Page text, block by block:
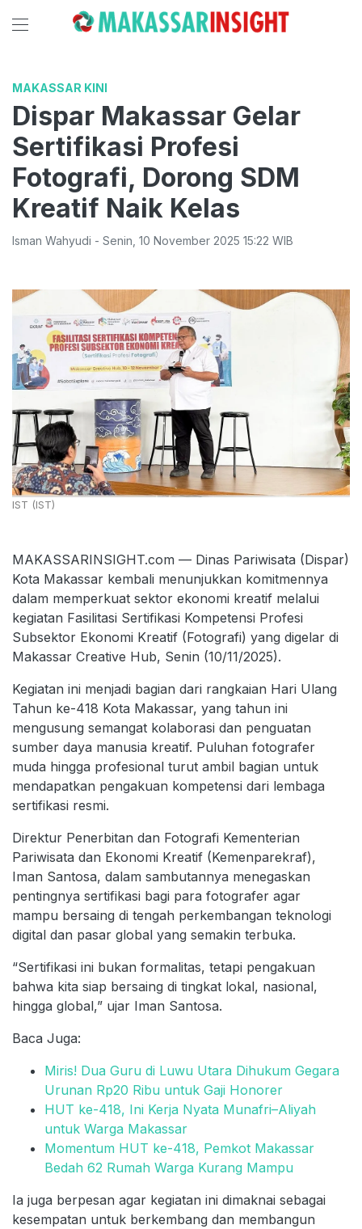
MAKASSAR KINI
Dispar Makassar Gelar
Sertifikasi Profesi
Fotografi, Dorong SDM
Kreatif Naik Kelas
Isman Wahyudi - Senin 10 November 2025 15:22 WIB
IST (IST)
MAKASSARINSIGHT.com — Dinas Pariwisata (Dispar)
Kota Makassar kembali menunjukkan komitmennya
dalam memperkuat sektor ekonomi kreatif melalui
kegiatan Fasilitasi Sertifikasi Kompetensi Profesi
Subsektor Ekonomi Kreatif (Fotografi) yang digelar di
Makassar Creative Hub, Senin (10/11/2025).
Kegiatan ini menjadi bagian dari rangkaian Hari Ulang
Tahun ke-418 Kota Makassar, yang tahun ini
mengusung semangat kolaborasi dan penguatan
sumber daya manusia kreatif. Puluhan fotografer
muda hingga profesional turut ambil bagian untuk
mendapatkan pengakuan kompetensi dari lembaga
sertifikasi resmi.
Direktur Penerbitan dan Fotografi Kementerian
Pariwisata dan Ekonomi Kreatif (Kemenparekraf),
Iman Santosa, dalam sambutannya menegaskan
pentingnya sertifikasi bagi para fotografer agar
mampu bersaing di tengah perkembangan teknologi
digital dan pasar global yang semakin terbuka.
“Sertifikasi ini bukan formalitas, tetapi pengakuan
bahwa kita siap bersaing di tingkat lokal, nasional,
hingga global,” ujar Iman Santosa.
Baca Juga:
Miris! Dua Guru di Luwu Utara Dihukum Gegara
Urunan Rp20 Ribu untuk Gaji Honorer
HUT ke-418, Ini Kerja Nyata Munafri–Aliyah
untuk Warga Makassar
Momentum HUT ke-418, Pemkot Makassar
Bedah 62 Rumah Warga Kurang Mampu
Ia juga berpesan agar kegiatan ini dimaknai sebagai
kesempatan untuk berkembang dan membangun